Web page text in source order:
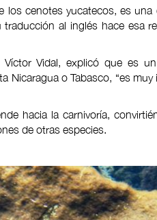
los cenotes yucatecos, es una
al inglés hace esa
Vidal, explicó que es
Nicaragua o Tabasco, “es
hacia la carnivoría,
de otras especies.